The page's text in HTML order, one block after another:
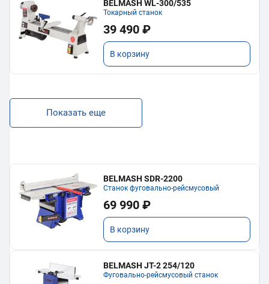
BELMASH WL-300/535
Токарный станок
39 490 ₽
В корзину
Показать еще
BELMASH SDR-2200
Станок фуговально-рейсмусовый
69 990 ₽
В корзину
BELMASH JT-2 254/120
Фуговально-рейсмусовый станок